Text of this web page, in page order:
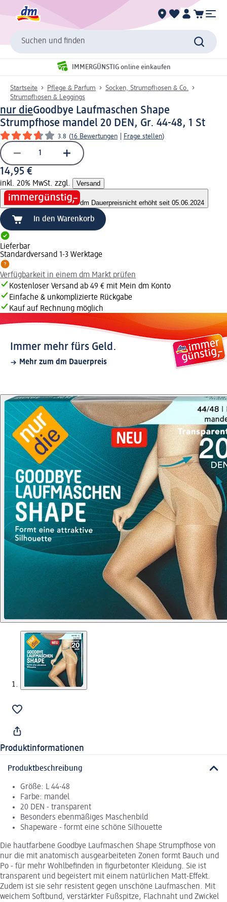
Suchen und finden
IMMERGÜNSTIG online einkaufen
Startseite Pflege & Parfum
Socken, Strumpfhosen & Co.
Strumpfhosen & Leggings
nur dieGoodbye Laufmaschen Shape
Strumpfhose mandel 20 DEN, Gr. 44-48, 1 St
3.8 (16 Bewertungen Frage stellen)
14,95 €
inkl. 20% MwSt. zzgl. Versand
dm Dauerpreisnicht erhöht seit 05.06.2024
In den Warenkorb
Lieferbar
Standardversand 1-3 Werktage
Verfügbarkeit in einem dm Markt prüfen
Kostenloser Versand ab 49 € mit Mein dm Konto
Einfache & unkomplizierte Rückgabe
Kauf auf Rechnung möglich
Immer mehr fürs Geld.
Mehr zum dm Dauerpreis
Produktinformationen
Produktbeschreibung
Größe: L 44-48
Farbe: mandel
20 DEN - transparent
Besonders ebenmäßiges Maschenbild
Shapeware - formt eine schöne Silhouette
Die hautfarbene Goodbye Laufmaschen Shape Strumpfhose von
nur die mit anatomisch ausgearbeiteten Zonen formt Bauch und
Po - für mehr Wohlbefinden in figurbetonter Kleidung. Sie ist
transparent und begeistert mit einem natürlichen Matt-Effekt.
Zudem ist sie sehr resistent gegen unschöne Laufmaschen. Mit
weichem Softbund, verstärkter Fußspitze, Flachnaht und Zwickel